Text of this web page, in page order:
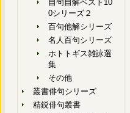
自句自解ベスト10
0シリーズ２
百句他解シリーズ
名人百句シリーズ
ホトトギス雑詠選
集
その他
叢書俳句シリーズ
精鋭俳句叢書